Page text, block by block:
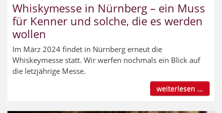
Whiskymesse in Nürnberg – ein Muss
für Kenner und solche, die es werden
wollen
Im März 2024 findet in Nürnberg erneut die
Whiskeymesse statt. Wir werfen nochmals ein Blick auf
die letzjährige Messe.
weiterlesen ...